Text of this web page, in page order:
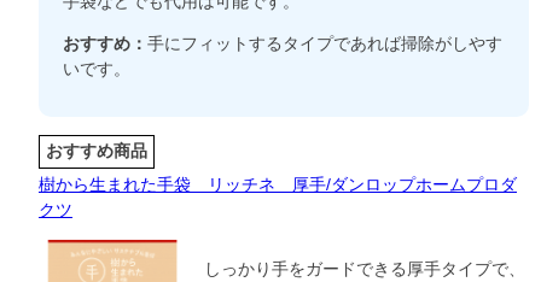
おすすめ： 手にフィットするタイプであれば掃除がしやす
いです。
おすすめ商品
樹から生まれた手袋 リッチネ 厚手/ダンロップホームプロダ
クツ
しっかり手をガードできる厚手タイプで、